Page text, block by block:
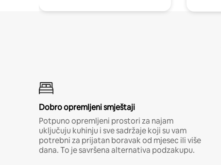
Dobro opremljeni smještaji
Potpuno opremljeni prostori za najam
uključuju kuhinju i sve sadržaje koji su vam
potrebni za prijatan boravak od mjesec ili više
dana. To je savršena alternativa podzakupu.